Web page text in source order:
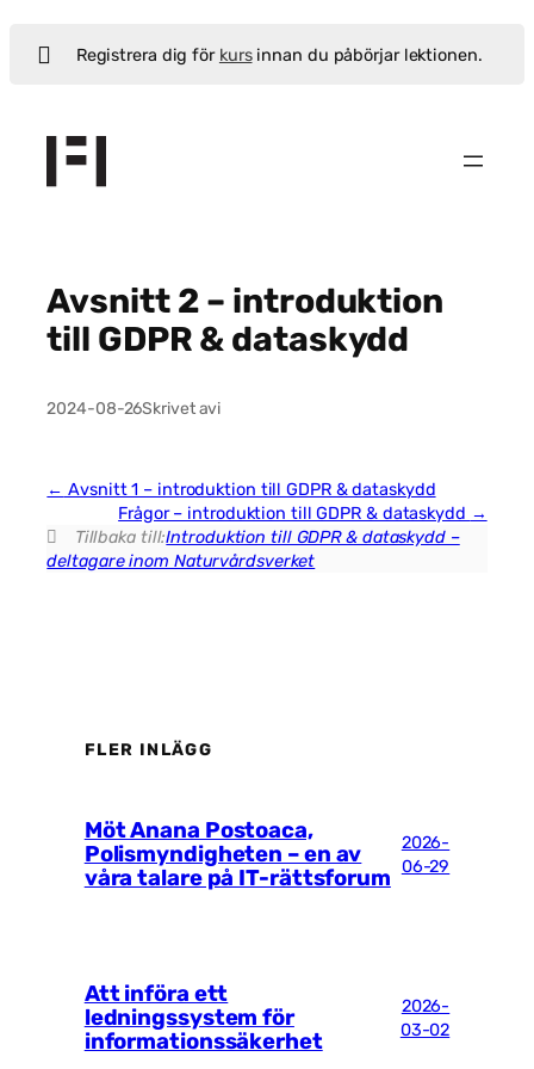
Registrera dig för kursinnan du påbörjar lektionen.
innehåll
Avsnitt 2 – introduktion
till GDPR & dataskydd
2024-08-26Skrivet avi
Avsnitt 1 – introduktion till GDPR & dataskydd
Frågor – introduktion till GDPR & dataskydd
Tillbaka till:Introduktion till GDPR & dataskydd –
deltagare inom Naturvårdsverket
FLER INLÄGG
Möt Anana Postoaca,
Polismyndigheten – en av
våra talare på IT-rättsforum
2026-
06-29
Att införa ett
ledningssystem för
informationssäkerhet
2026-
03-02
Dessa kakor
behövs för
att hemsidan
över huvud
taget ska
Statistik
För att vi ska
förbättra